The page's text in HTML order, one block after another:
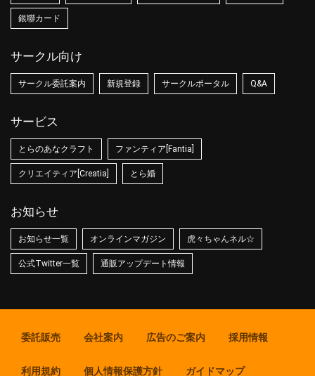
銀聯カード
サークル向け
サークル委託案内 新規登録 サークルポータル Q&A
サービス
とらのあなクラフト ファンティア[Fantia]
クリエイティア[Creatia] とら婚
お知らせ
お知らせ一覧 オンラインマガジン 虎々ちゃんネル☆
公式Twitter一覧 通販アップデート情報
委託販売 会社案内 広告のご案内 採用情報
利用規約 個人情報保護方針 ガイドマップ